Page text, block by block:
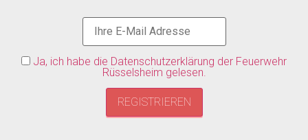
Ja, ich habe die Datenschutzerklärung der Feuerwehr
Rüsselsheim gelesen.